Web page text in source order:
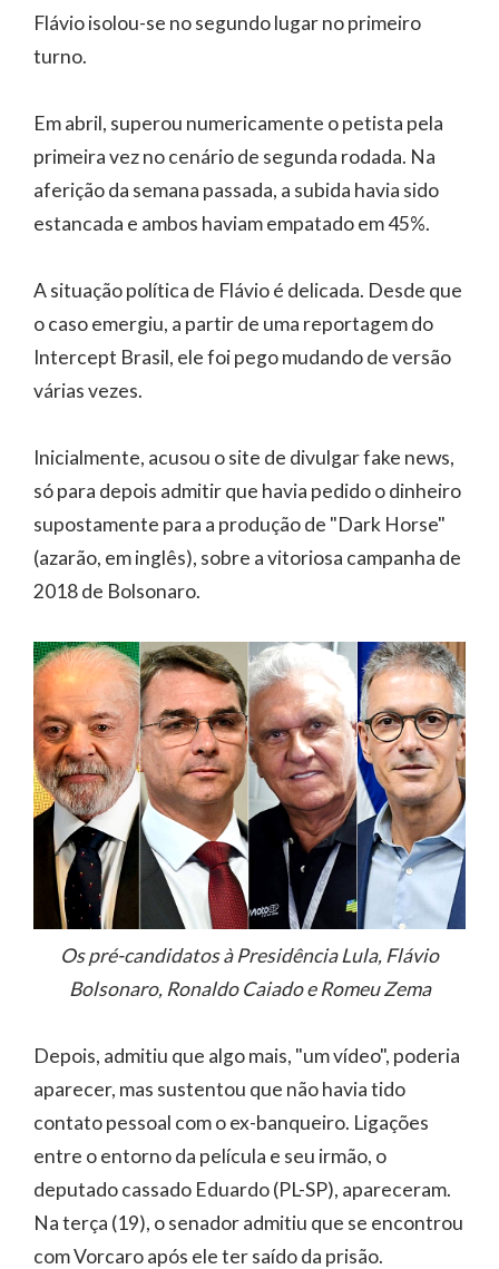
Flávio isolou-se no segundo lugar no primeiro
turno.
Em abril, superou numericamente o petista pela
primeira vez no cenário de segunda rodada. Na
aferição da semana passada, a subida havia sido
estancada e ambos haviam empatado em 45%.
A situação política de Flávio é delicada. Desde que
o caso emergiu, a partir de uma reportagem do
Intercept Brasil, ele foi pego mudando de versão
várias vezes.
Inicialmente, acusou o site de divulgar fake news,
só para depois admitir que havia pedido o dinheiro
supostamente para a produção de "Dark Horse"
(azarão, em inglês), sobre a vitoriosa campanha de
2018 de Bolsonaro.
Os pré-candidatos à Presidência Lula, Flávio
Bolsonaro, Ronaldo Caiado e Romeu Zema
Depois, admitiu que algo mais, "um vídeo", poderia
aparecer, mas sustentou que não havia tido
contato pessoal com o ex-banqueiro. Ligações
entre o entorno da película e seu irmão, o
deputado cassado Eduardo (PL-SP), apareceram.
Na terça (19), o senador admitiu que se encontrou
com Vorcaro após ele ter saído da prisão.